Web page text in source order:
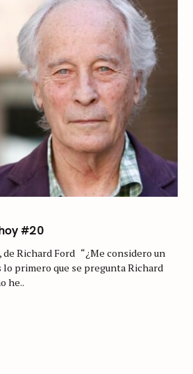
#20
Richard Ford “¿Me considero un
primero que se pregunta Richard
he..